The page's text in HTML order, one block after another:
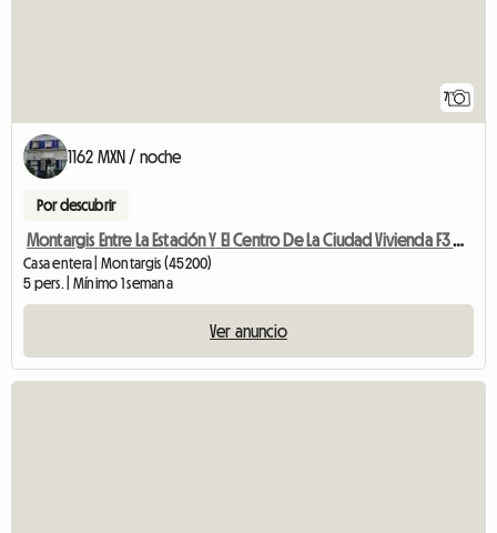
7
1162 MXN / noche
Por descubrir
Montargis Entre La Estación Y El Centro De La Ciudad Vivienda F3 Meubl
Casa entera | Montargis (45200)
5 pers. | Mínimo 1 semana
Ver anuncio